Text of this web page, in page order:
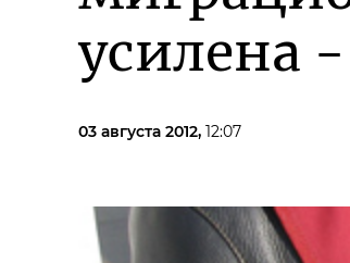
усилена
03 августа 2012, 12:07